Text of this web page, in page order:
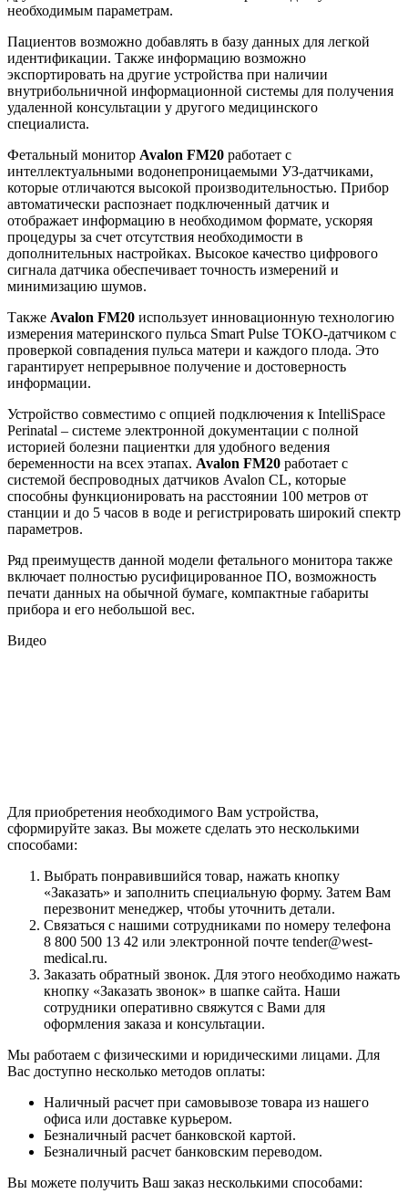
необходимым параметрам.
Пациентов возможно добавлять в базу данных для легкой
идентификации. Также информацию возможно
экспортировать на другие устройства при наличии
внутрибольничной информационной системы для получения
удаленной консультации у другого медицинского
специалиста.
Фетальный монитор Avalon FM20 работает с
интеллектуальными водонепроницаемыми УЗ-датчиками,
которые отличаются высокой производительностью. Прибор
автоматически распознает подключенный датчик и
отображает информацию в необходимом формате, ускоряя
процедуры за счет отсутствия необходимости в
дополнительных настройках. Высокое качество цифрового
сигнала датчика обеспечивает точность измерений и
минимизацию шумов.
Также Avalon FM20 использует инновационную технологию
измерения материнского пульса Smart Pulse ТОКО-датчиком с
проверкой совпадения пульса матери и каждого плода. Это
гарантирует непрерывное получение и достоверность
информации.
Устройство совместимо с опцией подключения к IntelliSpace
Perinatal – системе электронной документации с полной
историей болезни пациентки для удобного ведения
беременности на всех этапах. Avalon FM20 работает с
системой беспроводных датчиков Avalon CL, которые
способны функционировать на расстоянии 100 метров от
станции и до 5 часов в воде и регистрировать широкий спектр
параметров.
Ряд преимуществ данной модели фетального монитора также
включает полностью русифицированное ПО, возможность
печати данных на обычной бумаге, компактные габариты
прибора и его небольшой вес.
Видео
Для приобретения необходимого Вам устройства,
сформируйте заказ. Вы можете сделать это несколькими
способами:
Выбрать понравившийся товар, нажать кнопку
«Заказать» и заполнить специальную форму. Затем Вам
перезвонит менеджер, чтобы уточнить детали.
Связаться с нашими сотрудниками по номеру телефона
8 800 500 13 42 или электронной почте tender@west-
medical.ru.
Заказать обратный звонок. Для этого необходимо нажать
кнопку «Заказать звонок» в шапке сайта. Наши
сотрудники оперативно свяжутся с Вами для
оформления заказа и консультации.
Мы работаем с физическими и юридическими лицами. Для
Вас доступно несколько методов оплаты:
Наличный расчет при самовывозе товара из нашего
офиса или доставке курьером.
Безналичный расчет банковской картой.
Безналичный расчет банковским переводом.
Вы можете получить Ваш заказ несколькими способами: